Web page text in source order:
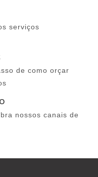
serviços
de como orçar
nossos canais de